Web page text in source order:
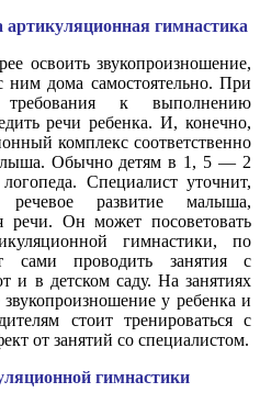
артикуляционная гимнастика
освоить звукопроизношение,
ним дома самостоятельно. При
к выполнению
речи ребенка. И, конечно,
комплекс соответственно
Обычно детям в 1, 5 — 2
Специалист уточнит,
развитие малыша,
речи. Он может посоветовать
гимнастики, по
сами проводить занятия с
и в детском саду. На занятиях
у ребенка и
стоит тренироваться с
от занятий со специалистом.
гимнастики